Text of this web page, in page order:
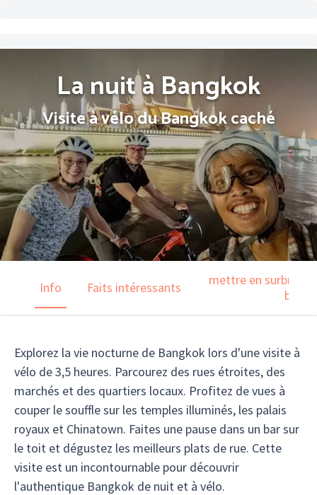
La nuit à Bangkok
Visite à vélo du Bangkok caché
Info Faits intéressants
mettre en
barre
Explorez la vie nocturne de Bangkok lors d'une visite à
vélo de 3,5 heures. Parcourez des rues étroites, des
marchés et des quartiers locaux. Profitez de vues à
couper le souffle sur les temples illuminés, les palais
royaux et Chinatown. Faites une pause dans un bar sur
le toit et dégustez les meilleurs plats de rue. Cette
visite est un incontournable pour découvrir
l'authentique Bangkok de nuit et à vélo.